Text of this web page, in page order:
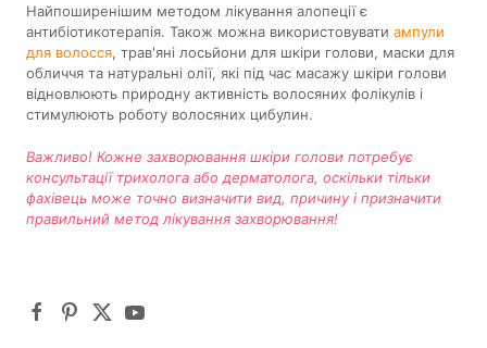
Найпоширенішим методом лікування алопеції є
антибіотикотерапія. Також можна використовуватиампули
для волосся, трав'яні лосьйони для шкіри голови, маски для
обличчя та натуральні олії, які під час масажу шкіри голови
відновлюють природну активність волосяних фолікулів і
стимулюють роботу волосяних цибулин.
Важливо! Кожне захворювання шкіри голови потребує
консультації трихолога або дерматолога, оскільки тільки
фахівець може точно визначити вид, причину і призначити
правильний метод лікування захворювання!